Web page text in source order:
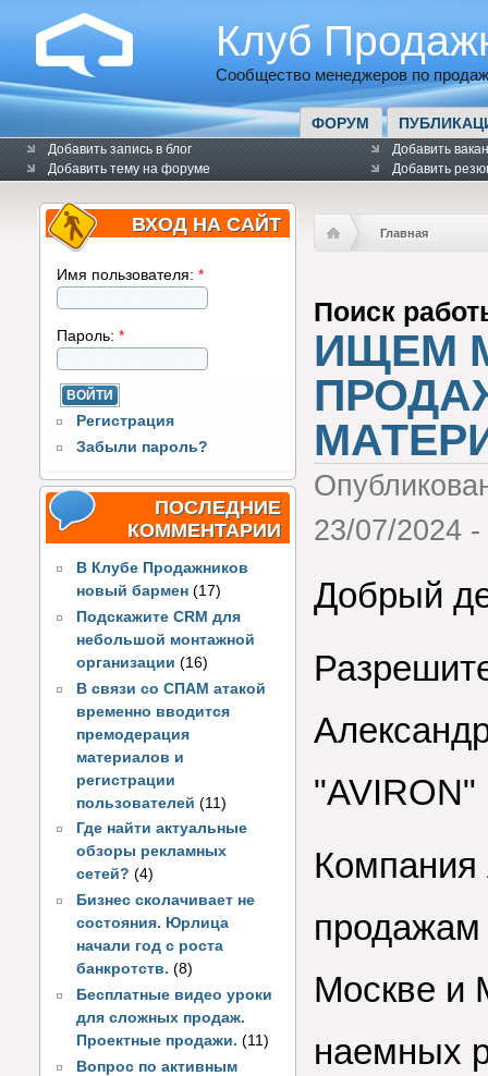
Клуб
Сообщество менеджеров по
ФОРУМ
Добавить запись в блог
Добавить тему на форуме
Добавить
Добавить
ВХОД НА САЙТ
Имя пользователя: *
Пароль: *
Регистрация
Забыли пароль?
ПОСЛЕДНИЕ
КОММЕНТАРИИ
В Клубе Продажников
новый бармен (17)
Подскажите CRM для
небольшой монтажной
организации (16)
В связи со СПАМ атакой
временно вводится
премодерация
материалов и
регистрации
пользователей(11)
Где найти актуальные
обзоры рекламных
сетей? (4)
Бизнес сколачивает не
состояния. Юрлица
начали год с роста
банкротств. (8)
Бесплатные видео уроки
для сложных продаж.
Проектные продажи. (11)
Вопрос по активным
Главная
Поиск
ИЩЕМ
23/07/2024
Добрый
"AVIRON"
продажам
Москве и
наемных